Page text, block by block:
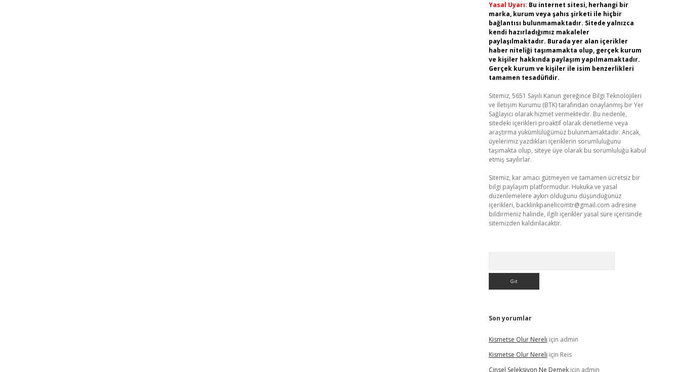
Yasal Uyarı: Bu internet sitesi, herhangi bir
marka, kurum veya şahıs şirketi ile hiçbir
bağlantısı bulunmamaktadır. Sitede yalnızca
kendi hazırladığımız makaleler
paylaşılmaktadır. Burada yer alan içerikler
haber niteliği taşımamakta olup, gerçek kurum
ve kişiler hakkında paylaşım yapılmamaktadır.
Gerçek kurum ve kişiler ile isim benzerlikleri
tamamen tesadüfidir.
Sitemiz, 5651 Sayılı Kanun gereğince Bilgi Teknolojileri
ve İletişim Kurumu (BTK) tarafından onaylanmış bir Yer
Sağlayıcı olarak hizmet vermektedir. Bu nedenle,
sitedeki içerikleri proaktif olarak denetleme veya
araştırma yükümlülüğümüz bulunmamaktadır. Ancak,
üyelerimiz yazdıkları içeriklerin sorumluluğunu
taşımakta olup, siteye üye olarak bu sorumluluğu kabul
etmiş sayılırlar.
Sitemiz, kar amacı gütmeyen ve tamamen ücretsiz bir
bilgi paylaşım platformudur. Hukuka ve yasal
düzenlemelere aykırı olduğunu düşündüğünüz
içerikleri, backlinkpanelicomtr@gmail.com adresine
bildirmeniz halinde, ilgili içerikler yasal süre içerisinde
sitemizden kaldırılacaktır.
Son yorumlar
Kismetse Olur Nereli için admin
Kismetse Olur Nereli için Reis
Cinsel Seleksiyon Ne Demekiçin admin